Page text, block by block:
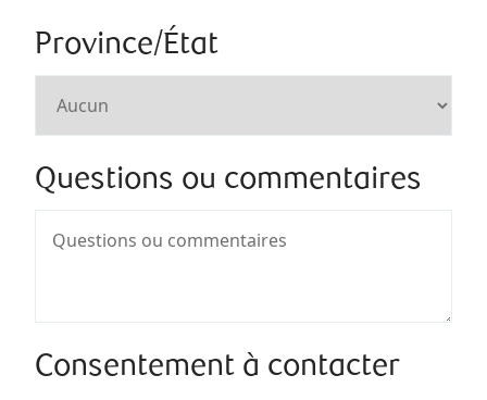
Province/État
Questions ou commentaires
Consentement à contacter